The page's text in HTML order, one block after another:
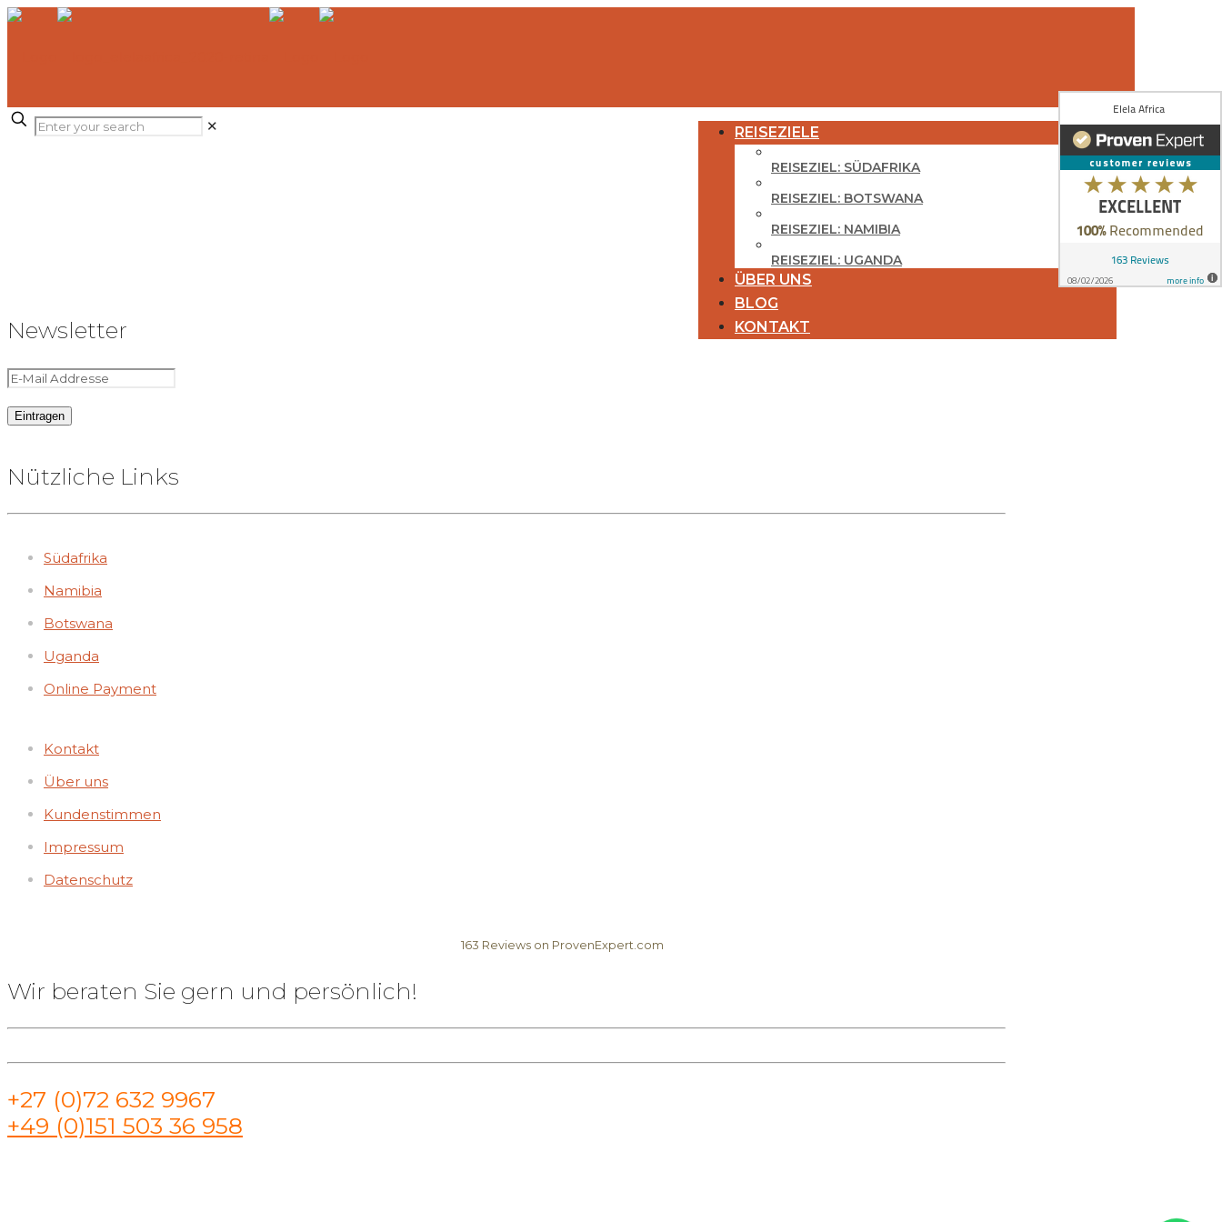
REISEZIELE
REISEZIEL: SÜDAFRIKA
REISEZIEL: BOTSWANA
REISEZIEL: NAMIBIA
REISEZIEL: UGANDA
ÜBER UNS
BLOG
KONTAKT
✕
Newsletter
Nützliche Links
Südafrika
Namibia
Botswana
Uganda
Online Payment
Kontakt
Über uns
Kundenstimmen
Impressum
Datenschutz
163 Reviews on ProvenExpert.com
Wir beraten Sie gern und persönlich!
+27 (0)72 632 9967
+49 (0)151 503 36 958